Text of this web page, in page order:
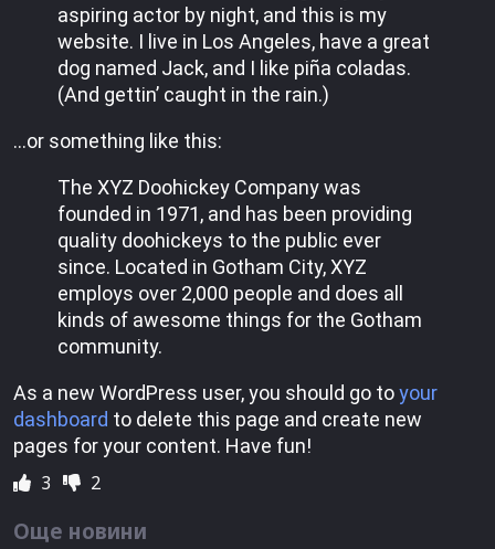
aspiring actor by night, and this is my
website. I live in Los Angeles, have a great
dog named Jack, and I like piña coladas.
(And gettin’ caught in the rain.)
…or something like this:
The XYZ Doohickey Company was
founded in 1971, and has been providing
quality doohickeys to the public ever
since. Located in Gotham City, XYZ
employs over 2,000 people and does all
kinds of awesome things for the Gotham
community.
As a new WordPress user, you should go toyour
dashboard to delete this page and create new
pages for your content. Have fun!
3 2
Още новини